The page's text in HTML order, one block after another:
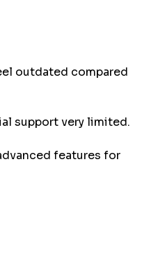
outdated compared
support very limited.
features for